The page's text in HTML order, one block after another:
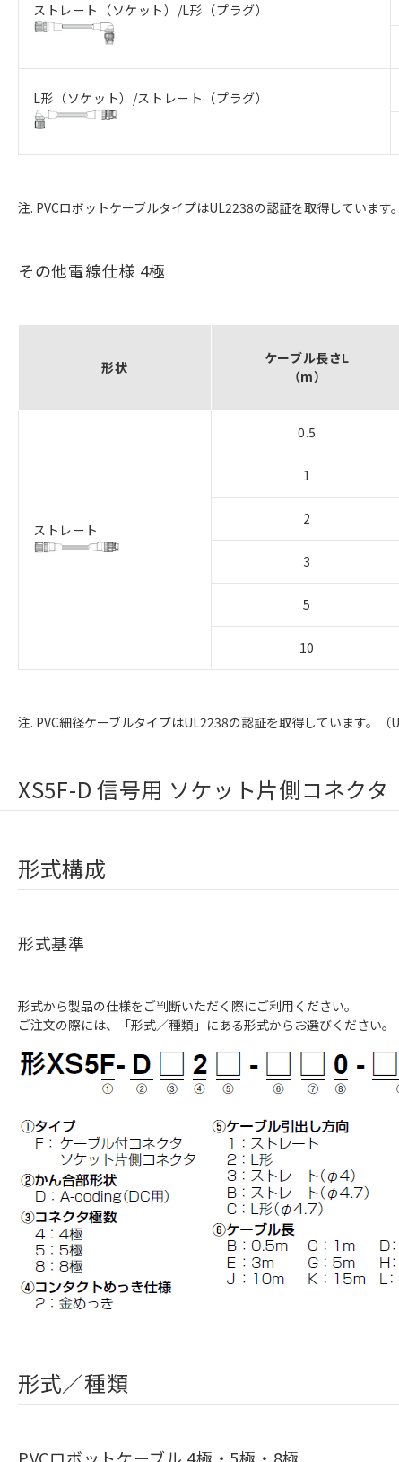
ストレート（ソケット）/L形（プラグ）
L形（ソケット）/ストレート（プラグ）
注. PVCロボットケーブルタイプはUL2238の認証を取得しています
その他電線仕様 4極
形状
ケーブル長さL
（m）
ストレート
0.5
1
2
3
5
10
注. PVC細径ケーブルタイプはUL2238の認証を取得しています。（
XS5F-D 信号用 ソケット片側コネクタ
形式構成
形式基準
形式から製品の仕様をご判断いただく際にご利用ください。
ご注文の際には、「形式／種類」にある形式からお選びください。
形式／種類